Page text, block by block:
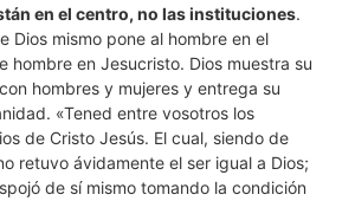
en el centro, no las instituciones.
Dios mismo pone al hombre en el
hombre en Jesucristo. Dios muestra su
hombres y mujeres y entrega su
«Tened entre vosotros los
de Cristo Jesús. El cual, siendo de
retuvo ávidamente el ser igual a Dios;
de sí mismo tomando la condición